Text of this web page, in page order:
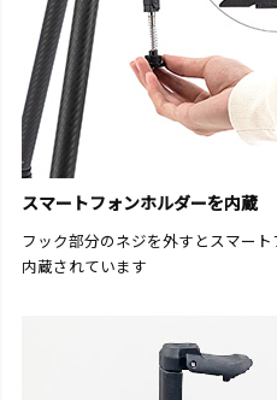
スマートフォンホルダーを内蔵
フック部分のネジを外すとスマー
内蔵されています